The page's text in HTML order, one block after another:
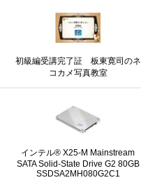
初級編受講完了証 板東寛司のネ
コカメ写真教室
インテル® X25-M Mainstream
SATA Solid-State Drive G2 80GB
SSDSA2MH080G2C1